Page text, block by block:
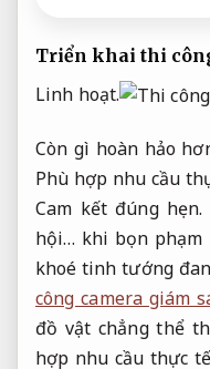
Triển khai thi
Linh hoạt.
Còn gì hoàn hảo
Phù hợp nhu cầu
Cam kết đúng hẹn.
hội… khi bọn phạm
khoé tinh tướng
công camera giám
đồ vật chẳng thể
hợp nhu cầu thực